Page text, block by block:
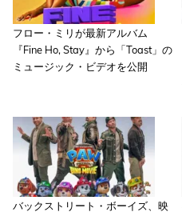
フロー・ミリが最新アルバム
『Fine Ho, Stay』から「Toast」の
ミュージック・ビデオを公開
バックストリート・ボーイズ、映